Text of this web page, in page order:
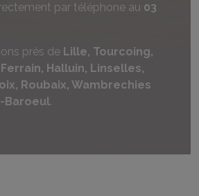
par téléphone au 03
près de Lille, Tourcoing,
Halluin, Linselles,
Roubaix, Wambrechies
Baroeul.